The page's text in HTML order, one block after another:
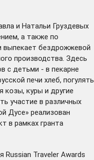
и Натальи Груздевых
а также по
выпекает бездрожжевой
производства. Здесь
с детьми - в пекарне
печи хлеб, погулять
козы, куры и другие
участие в различных
Дусе» реализован
в рамках гранта
Russian Traveler Awards